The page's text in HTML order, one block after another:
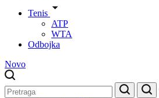
Tenis
ATP
WTA
Odbojka
Novo